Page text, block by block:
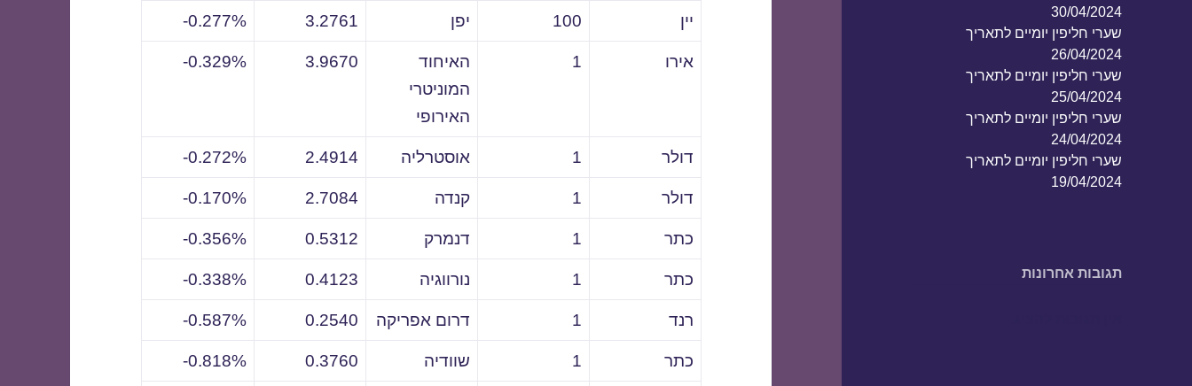
30/04/2024
שערי חליפין יומיים לתאריך
26/04/2024
שערי חליפין יומיים לתאריך
25/04/2024
שערי חליפין יומיים לתאריך
24/04/2024
שערי חליפין יומיים לתאריך
19/04/2024
תגובות אחרונות
יין 100 יפן 3.2761
0.277%-
אירו 1
האיחוד
המוניטרי
האירופי
3.9670
0.329%-
דולר 1 אוסטרליה 2.4914
0.272%-
דולר 1 קנדה 2.7084
0.170%-
כתר 1 דנמרק 0.5312
0.356%-
כתר 1 נורווגיה 0.4123
0.338%-
רנד 1 דרום אפריקה 0.2540
0.587%-
כתר 1 שוודיה 0.3760
0.818%-